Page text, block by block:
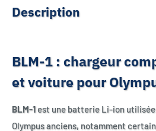
Description
BLM-1 : chargeur
et voiture pour
BLM-1est une batterie Li-ion
Olympus anciens, notamment